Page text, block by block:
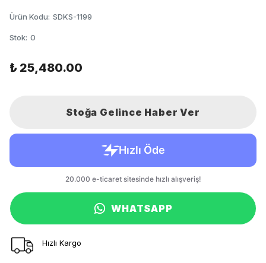
Ürün Kodu: SDKS-1199
Stok: 0
₺ 25,480.00
Stoğa Gelince Haber Ver
WHATSAPP
Hızlı Kargo